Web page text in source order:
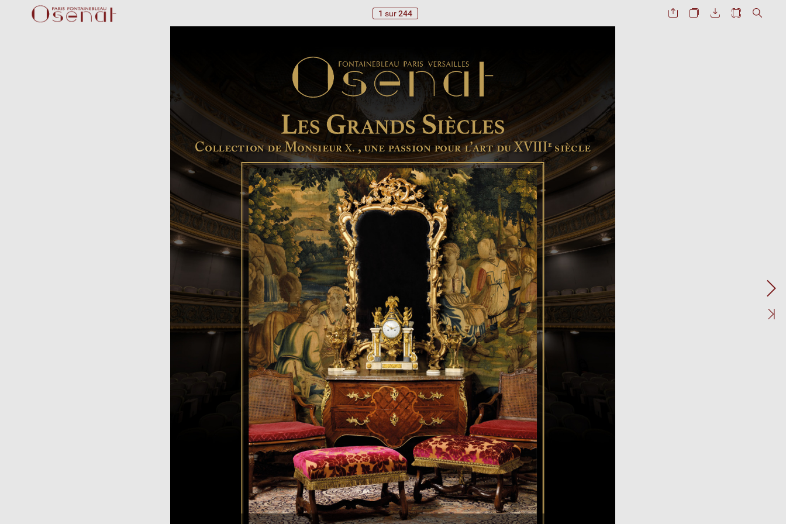
1 sur 244
C  M X. ,    ’  XVIII 